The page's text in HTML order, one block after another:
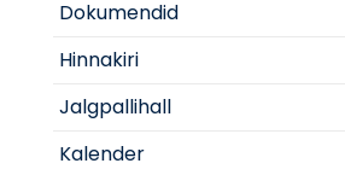
Dokumendid
Hinnakiri
Jalgpallihall
Kalender